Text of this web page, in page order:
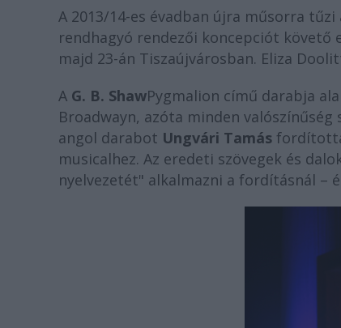
A 2013/14-es évadban újra műsorra tűzi
rendhagyó rendezői koncepciót követő
majd 23-án Tiszaújvárosban. Eliza
A G. B. ShawPygmalion című darabja
Broadwayn, azóta minden
angol darabot Ungvári Tamás
musicalhez. Az eredeti szövegek és
nyelvezetét" alkalmazni a fordításnál –